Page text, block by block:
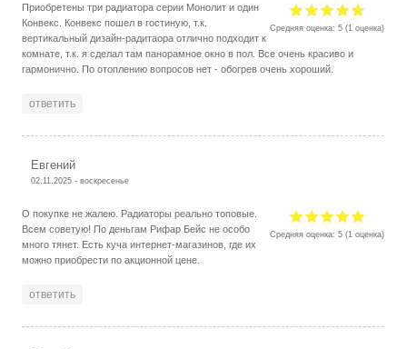
Средняя оценка:5 (1 оценка)
Приобретены три радиатора серии Монолит и один
Конвекс. Конвекс пошел в гостиную, т.к.
вертикальный дизайн-радитаора отлично подходит к
комнате, т.к. я сделал там панорамное окно в пол. Все очень красиво и
гармонично. По отоплению вопросов нет - обогрев очень хороший.
ответить
Евгений
02.11.2025 - воскресенье
Средняя оценка:5 (1 оценка)
О покупке не жалею. Радиаторы реально топовые.
Всем советую! По деньгам Рифар Бейс не особо
много тянет. Есть куча интернет-магазинов, где их
можно приобрести по акционной цене.
ответить